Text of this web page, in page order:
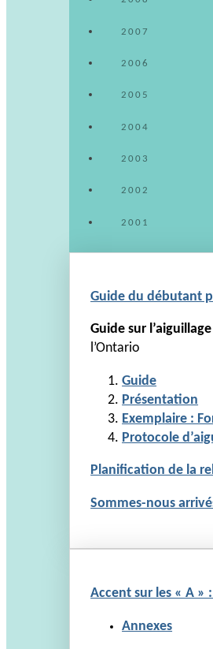
2007
2006
2005
2004
2003
2002
2001
Guide du débutant
Guide sur
l’Ontario
Guide
Présentation
Exemplaire :
Protocole
Planification de la
Sommes-nous
Accent sur les « A
Annexes